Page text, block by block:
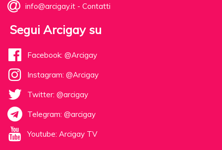
info@arcigay.it - Contatti
Segui Arcigay su
Facebook: @Arcigay
Instagram: @Arcigay
Twitter: @arcigay
Telegram: @arcigay
Youtube: Arcigay TV